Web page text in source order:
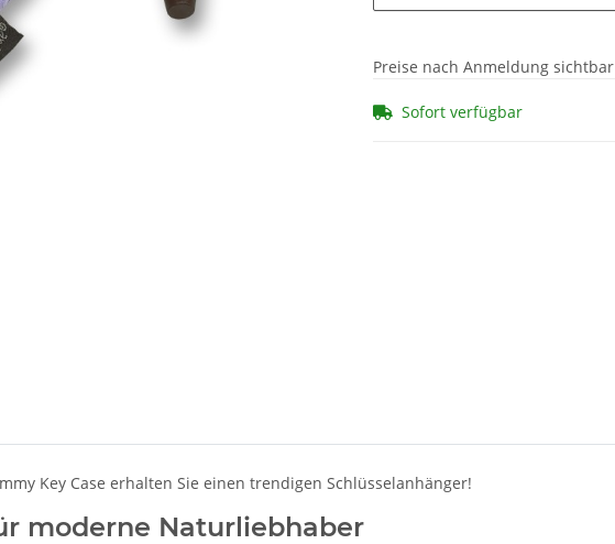
Preise nach Anmeldung sichtbar
Sofort verfügbar
Key Case erhalten Sie einen trendigen Schlüsselanhänger!
moderne Naturliebhaber